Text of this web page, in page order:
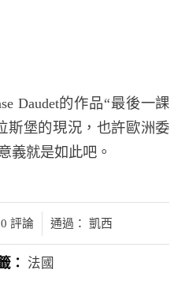
Daudet的作品“最後一課
斯堡的現況，也許歐洲委
義就是如此吧。
0 評論 通過：凱西
： 法國